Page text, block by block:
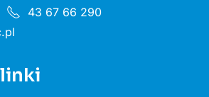
43 67 66 290